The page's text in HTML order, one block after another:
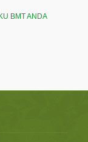
BMT ANDA